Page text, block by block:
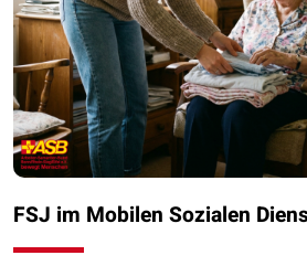
FSJ im Mobilen Sozialen